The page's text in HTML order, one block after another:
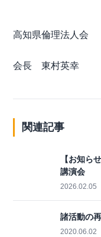
高知県倫理法人会
会長 東村英幸
関連記事
【お知ら
講演会
2026.02.05
諸活動の
2020.06.02